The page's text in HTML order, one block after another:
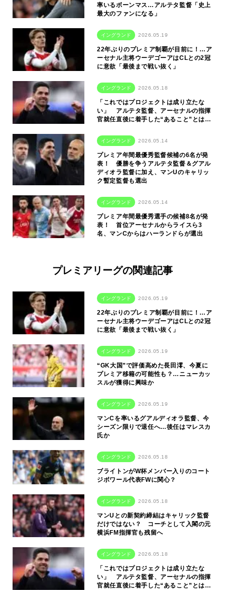
率いるボーンマス…アルテタ監督「史上
最大のファンになる」
イングランド 2026.05.19
22年ぶりのプレミア制覇が目前に！…ア
ーセナル主将ウーデゴーアはCLとの2冠
に意欲「最後まで戦い抜く」
イングランド 2026.05.18
「これではプロジェクトは成り立たな
い」 アルテタ監督、アーセナルの指揮
官就任直後に着手した“あること”とは…
イングランド 2026.05.14
プレミア年間最優秀監督候補の6名が発
表！ 優勝を争うアルテタ監督＆グアル
ディオラ監督に加え、マンUのキャリッ
ク暫定監督も選出
イングランド 2026.05.14
プレミア年間最優秀選手の候補8名が発
表！ 首位アーセナルからライスら3
名、マンCからはハーランドらが選出
プレミアリーグの関連記事
イングランド 2026.05.19
22年ぶりのプレミア制覇が目前に！…ア
ーセナル主将ウーデゴーアはCLとの2冠
に意欲「最後まで戦い抜く」
イングランド 2026.05.19
“GK大国”で評価高めた長田澪、今夏に
プレミア移籍の可能性も？…ニューカッ
スルが獲得に興味か
イングランド 2026.05.19
マンCを率いるグアルディオラ監督、今
シーズン限りで退任へ…後任はマレスカ
氏か
イングランド 2026.05.18
ブライトンがW杯メンバー入りのコート
ジボワール代表FWに関心？
イングランド 2026.05.18
マンUとの新契約締結はキャリック監督
だけではない？ コーチとして入閣の元
横浜FM指揮官も残留へ
イングランド 2026.05.18
「これではプロジェクトは成り立たな
い」 アルテタ監督、アーセナルの指揮
官就任直後に着手した“あること”とは…